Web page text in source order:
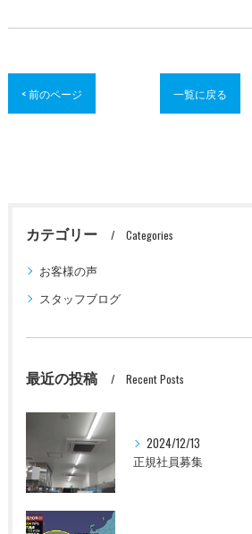
< 前のページ 一覧に戻る
カテゴリー Categories
お客様の声
スタッフブログ
最近の投稿 Recent Posts
2024/12/13
正規社員募集